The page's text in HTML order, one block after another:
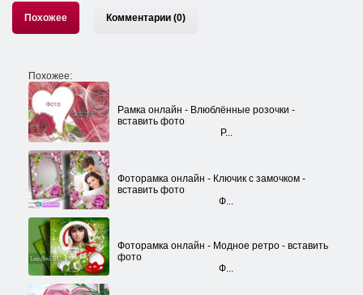
Похожее Комментарии (0)
Похожее:
Рамка онлайн - Влюблённые розочки -
вставить фото
Р...
Фоторамка онлайн - Ключик с замочком -
вставить фото
Ф...
Фоторамка онлайн - Модное ретро - вставить
фото
Ф...